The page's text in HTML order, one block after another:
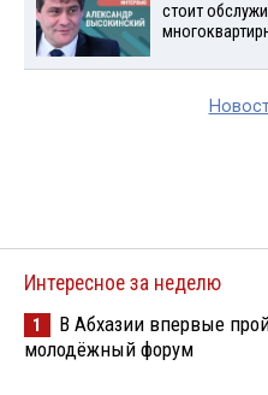
стоит
Интересное за неделю
1
В Абхазии впервые
молодёжный форум